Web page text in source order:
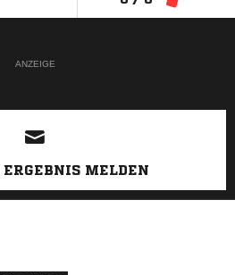
ANZEIGE
ERGEBNIS MELDEN